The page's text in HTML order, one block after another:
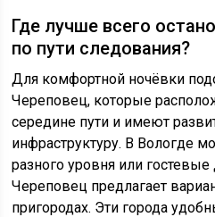
Где лучше всего
по пути следования?
Для комфортной ночёвки
Череповец, которые
середине пути и имеют
инфраструктуру. В Вологде
разного уровня или
Череповец предлагает
пригородах. Эти города